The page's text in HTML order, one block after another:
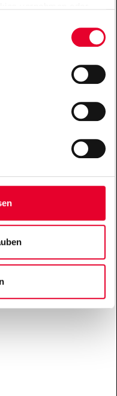
erteilte Einwilligung
Board widerrufen.
zwingend